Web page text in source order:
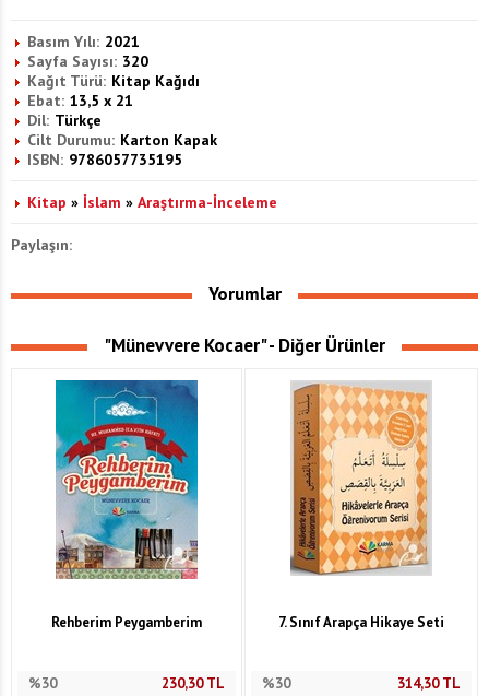
Basım Yılı: 2021
Sayfa Sayısı: 320
Kağıt Türü: Kitap Kağıdı
Ebat: 13,5 x 21
Dil: Türkçe
Cilt Durumu: Karton Kapak
ISBN: 9786057735195
Kitap » İslam » Araştırma-İnceleme
Paylaşın:
Yorumlar
"Münevvere Kocaer" - Diğer Ürünler
Rehberim Peygamberim
%30 230,30TL
7. Sınıf Arapça Hikaye Seti
%30 314,30TL